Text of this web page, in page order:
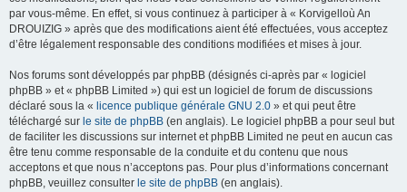
par vous-même. En effet, si vous continuez à participer à « Korvigelloù An
DROUIZIG » après que des modifications aient été effectuées, vous acceptez
d’être légalement responsable des conditions modifiées et mises à jour.
Nos forums sont développés par phpBB (désignés ci-après par « logiciel
phpBB » et « phpBB Limited ») qui est un logiciel de forum de discussions
déclaré sous la « licence publique générale GNU 2.0 » et qui peut être
téléchargé sur le site de phpBB (en anglais). Le logiciel phpBB a pour seul but
de faciliter les discussions sur internet et phpBB Limited ne peut en aucun cas
être tenu comme responsable de la conduite et du contenu que nous
acceptons et que nous n’acceptons pas. Pour plus d’informations concernant
phpBB, veuillez consulter le site de phpBB (en anglais).